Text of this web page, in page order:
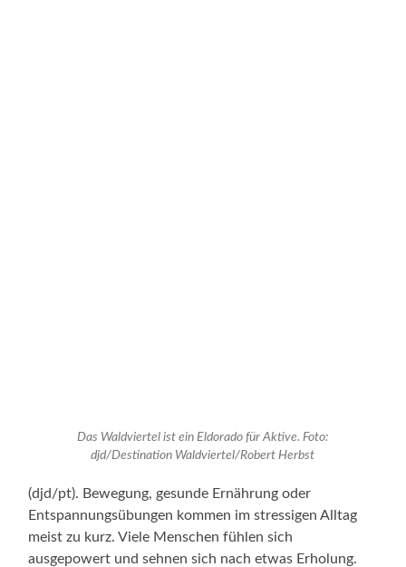
Das Waldviertel ist ein Eldorado für Aktive. Foto:
djd/Destination Waldviertel/Robert Herbst
(djd/pt). Bewegung, gesunde Ernährung oder
Entspannungsübungen kommen im stressigen Alltag
meist zu kurz. Viele Menschen fühlen sich
ausgepowert und sehnen sich nach etwas Erholung.